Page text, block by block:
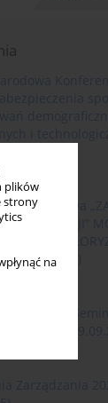
plików
strony
na
Naukowa
08.05.2026)